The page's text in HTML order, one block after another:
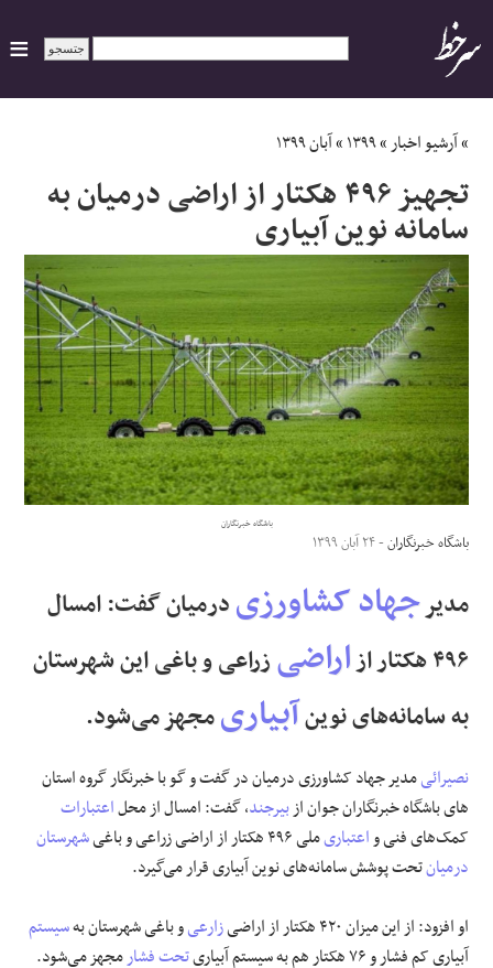
ایران
سیاسی
اقتصاد
ورزشی
جهان
اجتماعی
حوادث
علوم و فن آوری
فرهنگی و هنری
مقالات
»آرشیو اخبار»۱۳۹۹»آبان ۱۳۹۹
تجهیز ۴۹۶ هکتار از اراضی درمیان به
سامانه نوین آبیاری
باشگاه خبرنگاران
باشگاه خبرنگاران- ۲۴ آبان ۱۳۹۹
مدیرجهاد کشاورزیدرمیان گفت: امسال
۴۹۶ هکتار از
اراضیزراعی و باغی این شهرستان
به سامانه‌های نوینآبیاریمجهز می‌شود.
نصیرائیمدیر جهاد کشاورزی درمیان در گفت و گو با خبرنگارگروه استان
های باشگاه خبرنگاران جوانازبیرجند، گفت: امسال از محلاعتبارات
کمک‌های فنی واعتباریملی ۴۹۶ هکتار از اراضی زراعی و باغی
شهرستان
درمیانتحت پوشش سامانه‌های نوین آبیاری قرار می‌گیرد.
او افزود: از این میزان ۴۲۰ هکتار از اراضی زارعیو باغی شهرستان بهسیستم
آبیاری کم فشار و ۷۶ هکتار هم به سیستم آبیاری
تحت فشارمجهز می‌شود.